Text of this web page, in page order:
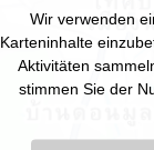
Wir verwenden
Karteninhalte
Aktivitäten
stimmen Sie der